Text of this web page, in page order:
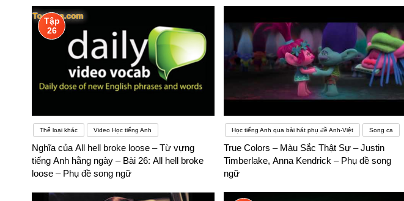
Tập
26
Thể loại khác Video Học tiếng Anh
Nghĩa của All hell broke loose – Từ vựng
tiếng Anh hằng ngày – Bài 26: All hell broke
loose – Phụ đề song ngữ
Học tiếng Anh qua bài hát phụ đề Anh-Việt Song ca
True Colors – Màu Sắc Thật Sự – Justin
Timberlake, Anna Kendrick – Phụ đề song
ngữ